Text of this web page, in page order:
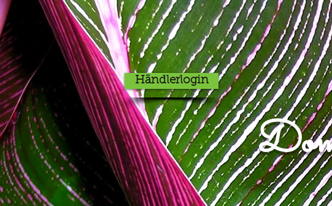
Händlerlogin